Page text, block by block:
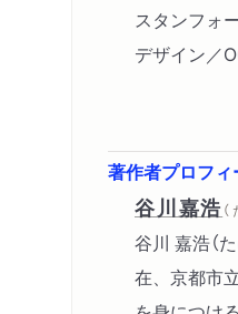
スタンフォ
デザイン／
著作者プロフィ
谷川嘉浩
谷川 嘉浩（
在、京都市